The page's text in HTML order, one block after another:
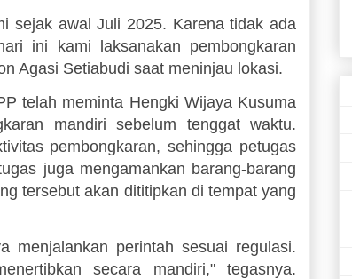
sejak awal Juli 2025. Karena tidak ada
ini kami laksanakan pembongkaran
Agasi Setiabudi saat meninjau lokasi.
telah meminta Hengki Wijaya Kusuma
mandiri sebelum tenggat waktu.
pembongkaran, sehingga petugas
juga mengamankan barang-barang
tersebut akan dititipkan di tempat yang
menjalankan perintah sesuai regulasi.
secara mandiri," tegasnya.